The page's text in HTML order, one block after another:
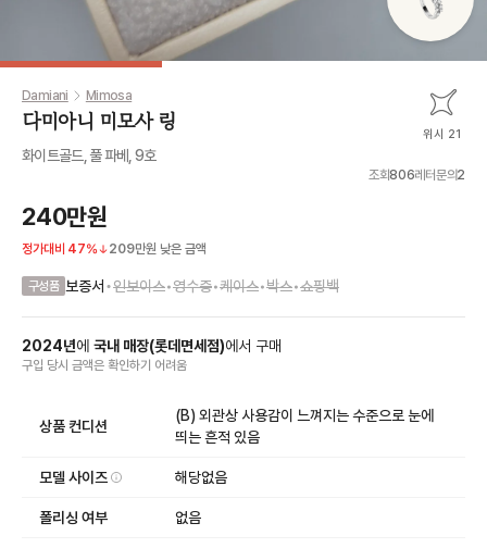
Damiani Mimosa
다미아니 미모사 링 위시 21
화이트골드, 풀 파베, 9호
조회806레터문의2
240만원
정가대비 47% 209만원 낮은 금액
구성품 보증서 •인보이스•영수증•케이스•박스•쇼핑백
2024년에 국내 매장(롯데면세점)에서 구매
구입 당시 금액은 확인하기 어려움
상품 컨디션
(B) 외관상 사용감이 느껴지는 수준으로 눈에
띄는 흔적 있음
모델 사이즈 해당없음
폴리싱 여부 없음